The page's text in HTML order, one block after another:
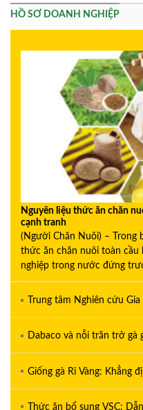
HỒ SƠ DOANH NGHIỆP
Nguyên liệu thức ăn chăn
cạnh tranh
(Người Chăn Nuôi) – Trong
thức ăn chăn nuôi toàn cầu
nghiệp trong nước đứng
Trung tâm Nghiên cứu
Dabaco và nỗi trăn trở gà
Giống gà Ri Vàng: Khẳng
Thức ăn bổ sung VSC: